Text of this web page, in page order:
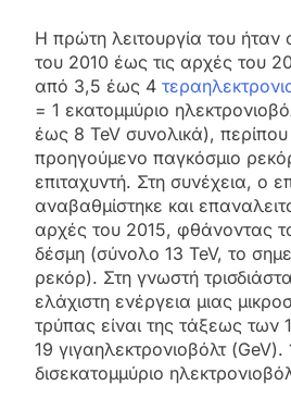
Η πρώτη λειτουργία του ήταν
του 2010 έως τις αρχές του
από 3,5 έως 4
= 1 εκατομμύριο
έως 8 TeV συνολικά),
προηγούμενο παγκόσμιο
επιταχυντή. Στη συνέχεια, ο
αναβαθμίστηκε και
αρχές του 2015, φθάνοντας
δέσμη (σύνολο 13 TeV, το
ρεκόρ). Στη γνωστή
ελάχιστη ενέργεια μιας
τρύπας είναι της τάξεως των
19 γιγαηλεκτρονιοβόλτ (GeV).
δισεκατομμύριο